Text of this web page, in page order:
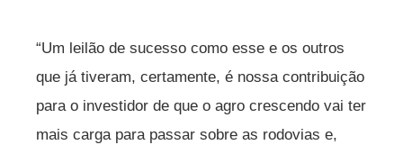
“Um leilão de sucesso como esse e os outros
que já tiveram, certamente, é nossa contribuição
para o investidor de que o agro crescendo vai ter
mais carga para passar sobre as rodovias e,